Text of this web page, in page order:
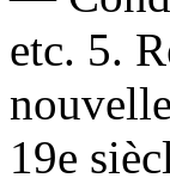
etc. 5.
19e